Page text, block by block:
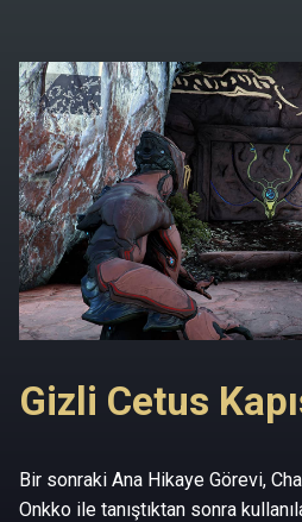
Gizli Cetus
Bir sonraki Ana Hikaye Görevi,
Onkko ile tanıştıktan sonra